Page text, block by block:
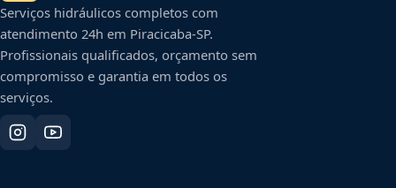
Serviços hidráulicos completos com
atendimento 24h em Piracicaba-SP.
Profissionais qualificados, orçamento sem
compromisso e garantia em todos os
serviços.